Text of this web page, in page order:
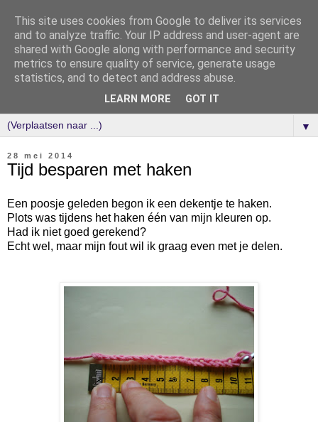
▼
28 mei 2014
Tijd besparen met haken
Een poosje geleden begon ik een dekentje te haken.
Plots was tijdens het haken één van mijn kleuren op.
Had ik niet goed gerekend?
Echt wel, maar mijn fout wil ik graag even met je delen.
This site uses cookies from Google to deliver its services
and to analyze traffic. Your IP address and user-agent are
shared with Google along with performance and security
metrics to ensure quality of service, generate usage
statistics, and to detect and address abuse.
LEARN MORE GOT IT